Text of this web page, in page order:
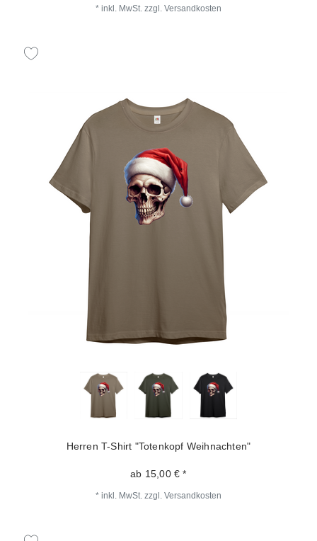
* inkl. MwSt. zzgl. Versandkosten
Herren T-Shirt "Totenkopf Weihnachten"
ab 15,00 € *
* inkl. MwSt. zzgl. Versandkosten